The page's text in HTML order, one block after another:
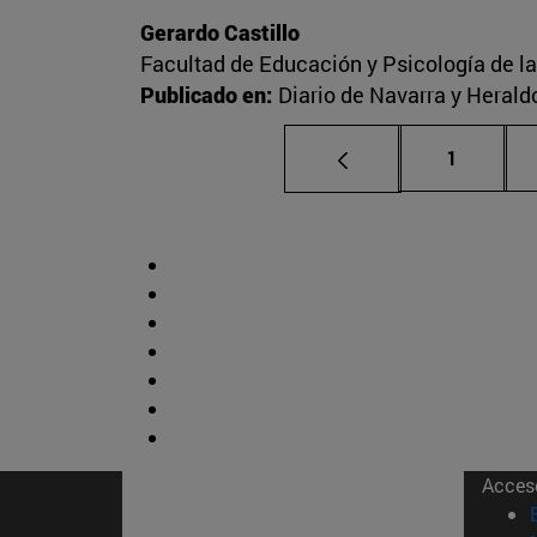
Gerardo Castillo
Facultad de Educación y Psicología de
Publicado en: Diario de Navarra y
Página
1